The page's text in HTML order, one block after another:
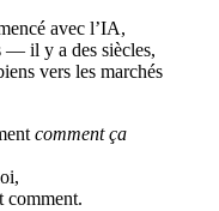
avec l’IA,
— il y a des siècles,
vers les marchés
comment ça
comment.